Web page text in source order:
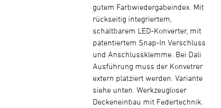
gutem Farbwiedergabeindex. Mit
rückseitig integriertem,
schaltbarem LED-Konverter, mit
patentiertem Snap-In Verschluss
und Anschlussklemme. Bei Dali
Ausführung muss der Konvetrer
extern platziert werden. Variante
siehe unten. Werkzeugloser
Deckeneinbau mit Federtechnik.